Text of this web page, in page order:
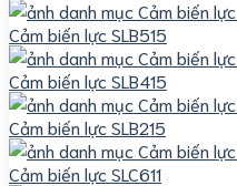
Cảm biến lực SLB515
Cảm biến lực SLB415
Cảm biến lực SLB215
Cảm biến lực SLC611